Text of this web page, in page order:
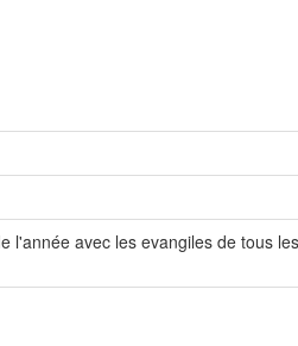
avec les evangiles de tous